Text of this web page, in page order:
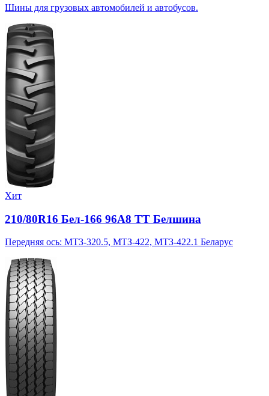
Шины для грузовых автомобилей и автобусов.
Хит
210/80R16 Бел-166 96A8 TT Белшина
Передняя ось: МТЗ-320.5, МТЗ-422, МТЗ-422.1 Беларус